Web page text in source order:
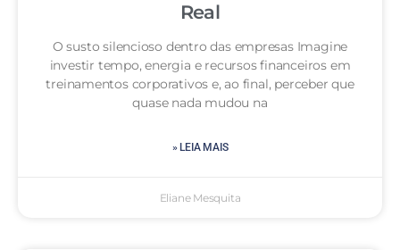
Real
O susto silencioso dentro das empresas Imagine
investir tempo, energia e recursos financeiros em
treinamentos corporativos e, ao final, perceber que
quase nada mudou na
» LEIA MAIS
Eliane Mesquita